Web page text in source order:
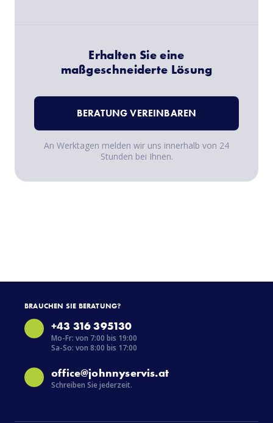
Erhalten Sie eine
maßgeschneiderte Lösung
An Werktagen melden wir uns innerhalb von 24
Stunden bei Ihnen.
BERATUNG VEREINBAREN
BRAUCHEN SIE BERATUNG?
+43 316 395130
Mo-Fr: von 7:00 bis 19:00
Sa-So: von 8:00 bis 17:00
office@johnnyservis.at
Schreiben Sie jederzeit.